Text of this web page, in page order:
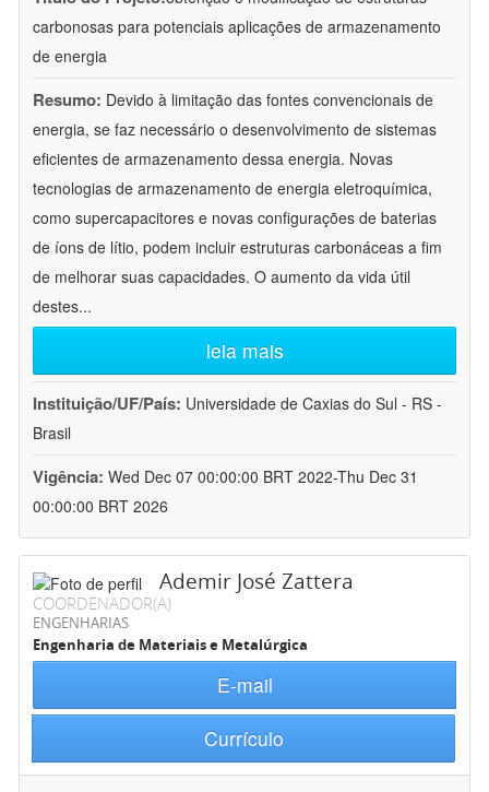
carbonosas para potenciais aplicações de armazenamento
de energia
Resumo: Devido à limitação das fontes convencionais de
energia, se faz necessário o desenvolvimento de sistemas
eficientes de armazenamento dessa energia. Novas
tecnologias de armazenamento de energia eletroquímica,
como supercapacitores e novas configurações de baterias
de íons de lítio, podem incluir estruturas carbonáceas a fim
de melhorar suas capacidades. O aumento da vida útil
destes...
leia mais
Instituição/UF/País: Universidade de Caxias do Sul - RS -
Brasil
Vigência: Wed Dec 07 00:00:00 BRT 2022-Thu Dec 31
00:00:00 BRT 2026
Ademir José Zattera
COORDENADOR(A)
ENGENHARIAS
Engenharia de Materiais e Metalúrgica
E-mail
Currículo